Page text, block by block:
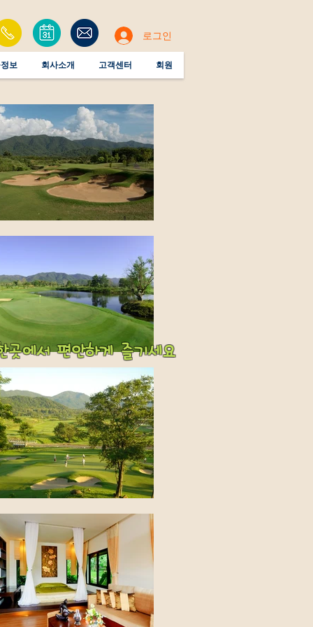
로그인
보 회사소개 고객센터 회원
곳에서 편안하게 즐기세요